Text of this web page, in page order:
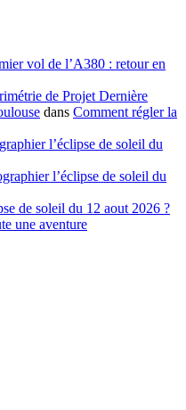
vol de l’A380 : retour en
de Projet Dernière
dans Comment régler la
l’éclipse de soleil du
l’éclipse de soleil du
de soleil du 12 aout 2026 ?
une aventure